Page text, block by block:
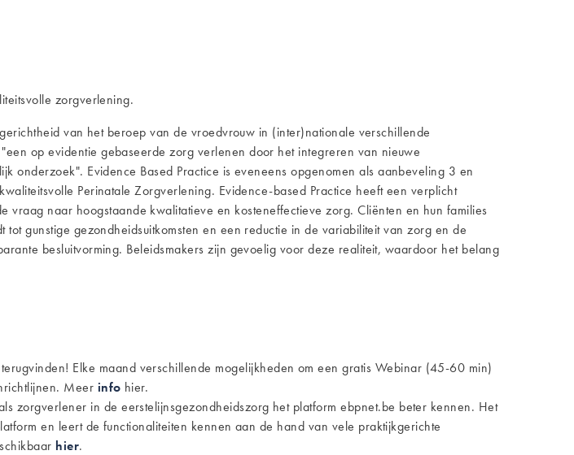
zorgverlening.
van het beroep van de vroedvrouw in (inter)nationale verschillende
op evidentie gebaseerde zorg verlenen door het integreren van nieuwe
onderzoek". Evidence Based Practice is eveneens opgenomen als aanbeveling 3 en
Perinatale Zorgverlening. Evidence-based Practice heeft een verplicht
naar hoogstaande kwalitatieve en kosteneffectieve zorg. Cliënten en hun families
gunstige gezondheidsuitkomsten en een reductie in de variabiliteit van zorg en de
besluitvorming. Beleidsmakers zijn gevoelig voor deze realiteit, waardoor het belang
Elke maand verschillende mogelijkheden om een gratis Webinar (45-60 min)
. Meer info hier.
zorgverlener in de eerstelijnsgezondheidszorg het platform ebpnet.be beter kennen. Het
en leert de functionaliteiten kennen aan de hand van vele praktijkgerichte
hier.